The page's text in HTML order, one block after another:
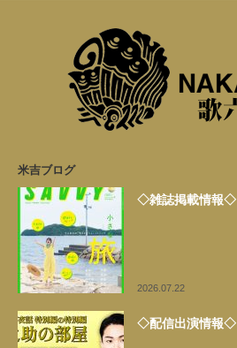
米吉ブログ
◇雑誌掲載情報◇
2026.07.22
◇配信出演情報◇